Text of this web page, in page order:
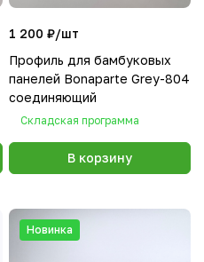
1 200 ₽/шт
Профиль для бамбуковых
панелей Bonaparte Grey-804
соединяющий
Складская программа
В корзину
Новинка